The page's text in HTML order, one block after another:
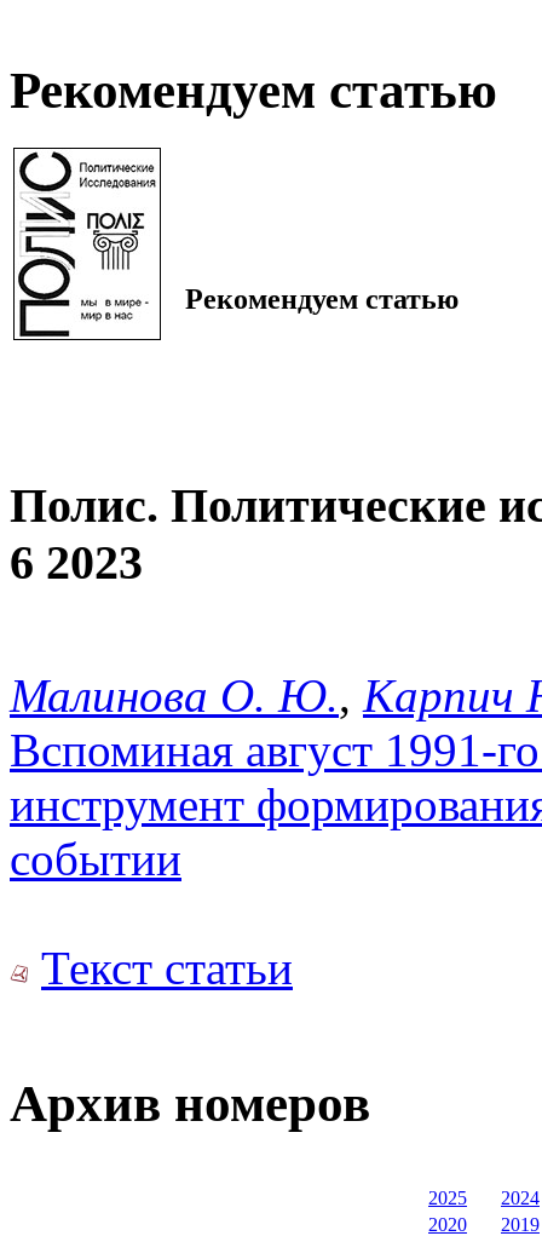
Рекомендуем статью
Рекомендуем статью
Полис. Политические
6 2023
Малинова О. Ю., Карпич
Вспоминая август 1991-
инструмент
событии
Текст статьи
Архив номеров
2025
2024
2020
2019